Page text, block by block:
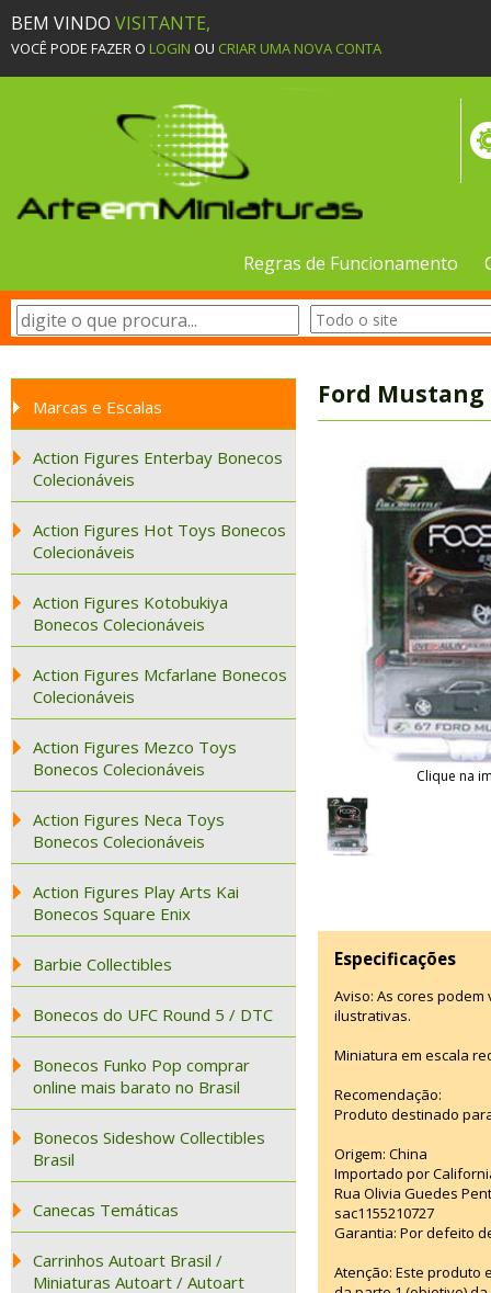
BEM VINDO VISITANTE,
VOCÊ PODE FAZER O LOGIN OU CRIAR UMA NOVA CONTA
Regras de Funcionamento
Marcas e Escalas
Action Figures Enterbay Bonecos
Colecionáveis
Action Figures Hot Toys Bonecos
Colecionáveis
Action Figures Kotobukiya
Bonecos Colecionáveis
Action Figures Mcfarlane Bonecos
Colecionáveis
Action Figures Mezco Toys
Bonecos Colecionáveis
Action Figures Neca Toys
Bonecos Colecionáveis
Action Figures Play Arts Kai
Bonecos Square Enix
Barbie Collectibles
Bonecos do UFC Round 5 / DTC
Bonecos Funko Pop comprar
online mais barato no Brasil
Bonecos Sideshow Collectibles
Brasil
Canecas Temáticas
Carrinhos Autoart Brasil /
Miniaturas Autoart / Autoart
Ford Mustang
Clique na
Especificações
Aviso: As cores
ilustrativas.
Miniatura em escala
Recomendação:
Produto destinado
Origem: China
Importado por
Rua Olivia Guedes
sac1155210727
Garantia: Por defeito
Atenção: Este produto